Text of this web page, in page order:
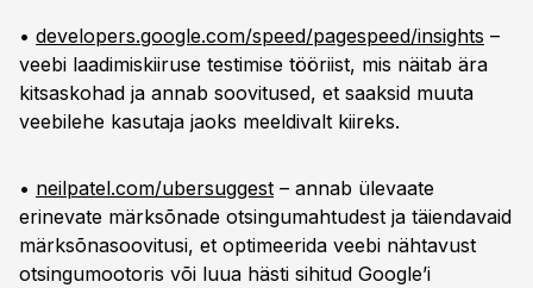
• developers.google.com/speed/pagespeed/insights –
veebi laadimiskiiruse testimise tööriist, mis näitab ära
kitsaskohad ja annab soovitused, et saaksid muuta
veebilehe kasutaja jaoks meeldivalt kiireks.
• neilpatel.com/ubersuggest – annab ülevaate
erinevate märksõnade otsingumahtudest ja täiendavaid
märksõnasoovitusi, et optimeerida veebi nähtavust
otsingumootoris või luua hästi sihitud Google’i